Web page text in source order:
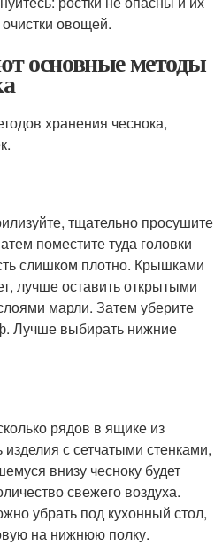
овощей.
основные методы
хранения чеснока,
тщательно просушите
поместите туда головки
слишком плотно. Крышками
лучше оставить открытыми
марли. Затем уберите
Лучше выбирать нижние
рядов в ящике из
с сетчатыми стенками,
внизу чесноку будет
свежего воздуха.
убрать под кухонный стол,
на нижнюю полку.